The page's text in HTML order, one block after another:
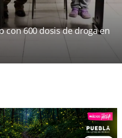
con 600 dosis de droga en